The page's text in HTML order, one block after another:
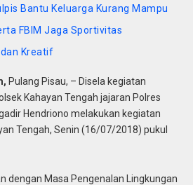
Bantu Keluarga Kurang Mampu
FBIM Jaga Sportivitas
Kreatif
Pulang Pisau, – Disela kegiatan
Kahayan Tengah jajaran Polres
Hendriono melakukan kegiatan
Tengah, Senin (16/07/2018) pukul
dengan Masa Pengenalan Lingkungan